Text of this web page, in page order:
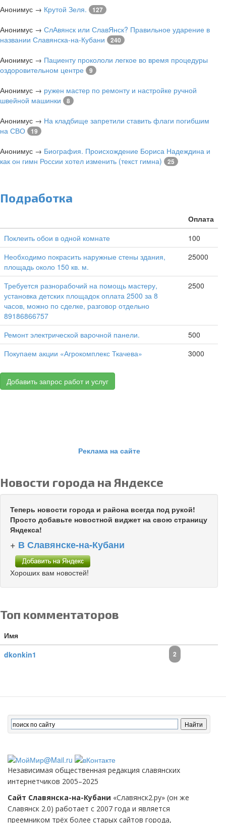
Анонимус → Крутой Зеля. 127
Анонимус → СлАвянск или СлавЯнск? Правильное ударение в
названии Славянска-на-Кубани
240
Анонимус → Пациенту прокололи легкое во время процедуры
оздоровительном центре
9
Анонимус → ружен мастер по ремонту и настройке ручной
швейной машинки
8
Анонимус → На кладбище запретили ставить флаги погибшим
на СВО
19
Анонимус → Биография. Происхождение Бориса Надеждина и
как он гимн России хотел изменить (текст гимна)
25
Подработка
Оплата
Поклеить обои в одной комнате
100
Необходимо покрасить наружные стены здания,
площадь около 150 кв. м.
25000
Требуется разнорабочий на помощь мастеру,
установка детских площадок оплата 2500 за 8
часов, можно по сделке, разговор отдельно
89186866757
2500
Ремонт электрической варочной панели.
500
Покупаем акции «Агрокомплекс Ткачева»
3000
Добавить запрос работ и услуг
Реклама на сайте
Новости города на Яндексе
Теперь новости города и района всегда под рукой!
Просто добавьте новостной виджет на свою страницу
Яндекса!
+ В Славянске-на-Кубани
Хороших вам новостей!
Топ комментаторов
Имя
dkonkin1
2
Независимая общественная редакция славянских
интернетчиков 2005–2025
Сайт Славянска-на-Кубани «Славянск2.ру» (он же
Славянск 2.0) работает с 2007 года и является
преемником трёх более старых сайтов города,